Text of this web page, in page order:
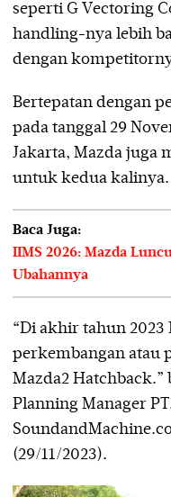
seperti G Vectoring
handling-nya lebih
dengan
Bertepatan dengan
pada tanggal 29
Jakarta, Mazda juga
untuk kedua kalinya.
Baca Juga:
IIMS 2026: Mazda
Ubahannya
“Di akhir tahun
perkembangan atau
Mazda2
Planning Manager
(29/11/2023).